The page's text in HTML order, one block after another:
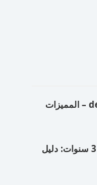
معجون تبييض الأسنان depurdent – المميزات
علاج تسوس الأسنان عند الأطفال 3 سنوات: دليل